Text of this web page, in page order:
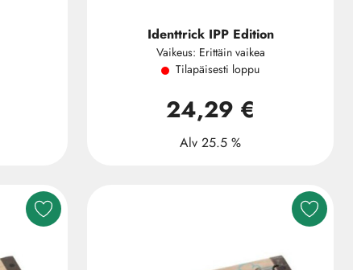
Identtrick IPP Edition
Vaikeus: Erittäin vaikea
Tilapäisesti loppu
24,29 €
Alv 25.5 %